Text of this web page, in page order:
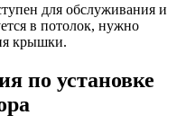
для обслуживания и
в потолок, нужно
крышки.
по установке